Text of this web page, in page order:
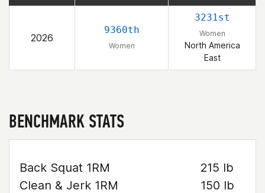
2026
9360th
Women
3231st
Women
North America
East
BENCHMARK STATS
Back Squat 1RM
215 lb
Clean & Jerk 1RM
150 lb